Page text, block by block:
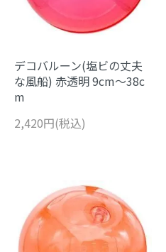
デコバルーン(塩ビの丈夫
な風船) 赤透明 9cm～38c
m
2,420円(税込)